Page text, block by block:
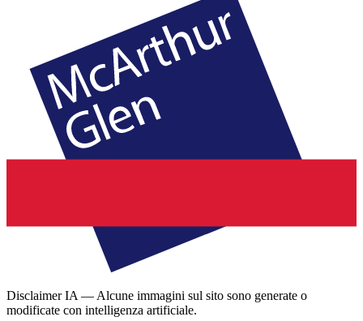
Disclaimer IA — Alcune immagini sul sito sono generate o
modificate con intelligenza artificiale.